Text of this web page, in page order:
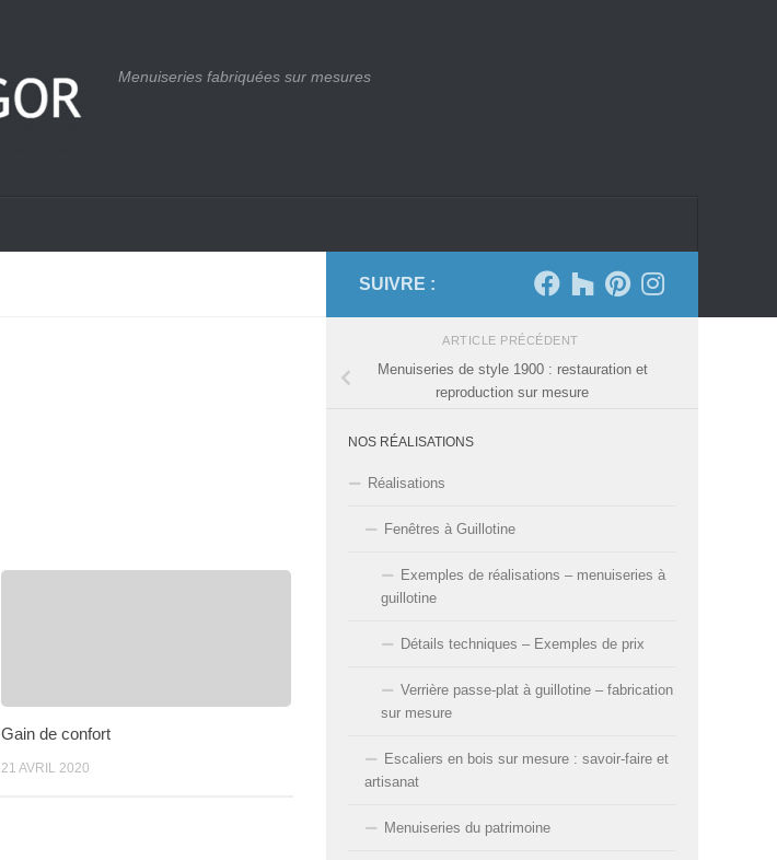
Menuiseries fabriquées sur mesures
Gain de confort
21 AVRIL 2020
SUIVRE :
ARTICLE PRÉCÉDENT
Menuiseries de style 1900 : restauration et
reproduction sur mesure
NOS RÉALISATIONS
Réalisations
Fenêtres à Guillotine
Exemples de réalisations – menuiseries à
guillotine
Détails techniques – Exemples de prix
Verrière passe-plat à guillotine – fabrication
sur mesure
Escaliers en bois sur mesure : savoir-faire et
artisanat
Menuiseries du patrimoine